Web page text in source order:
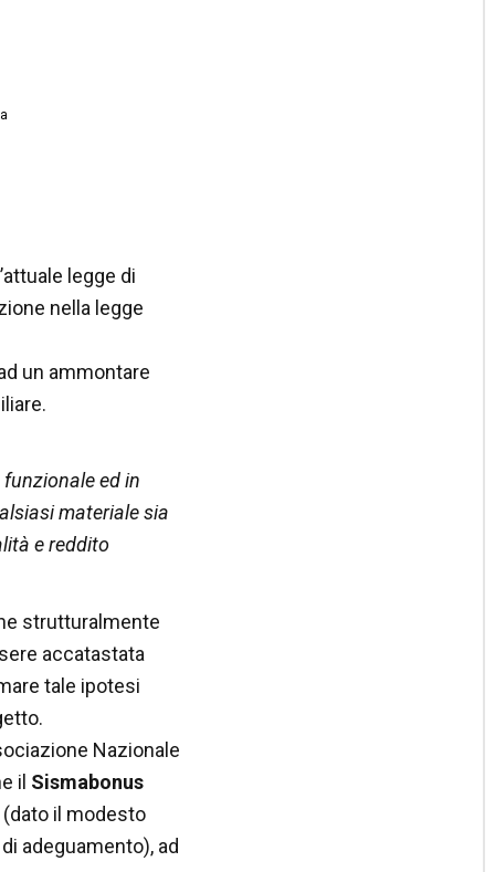
legge di
nella legge
un ammontare
ed in
materiale sia
e reddito
strutturalmente
accatastata
tale ipotesi
Nazionale
il Sismabonus
il modesto
adeguamento), ad